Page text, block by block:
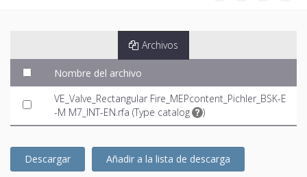
Archivos
Nombre del archivo
VE_Valve_Rectangular Fire_MEPcontent_Pichler_BSK-E
-M M7_INT-EN.rfa (Type catalog )
Descargar Añadir a la lista de descarga